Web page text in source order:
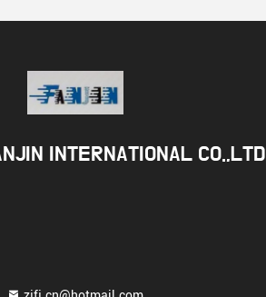
INTERNATIONAL CO.,LTD